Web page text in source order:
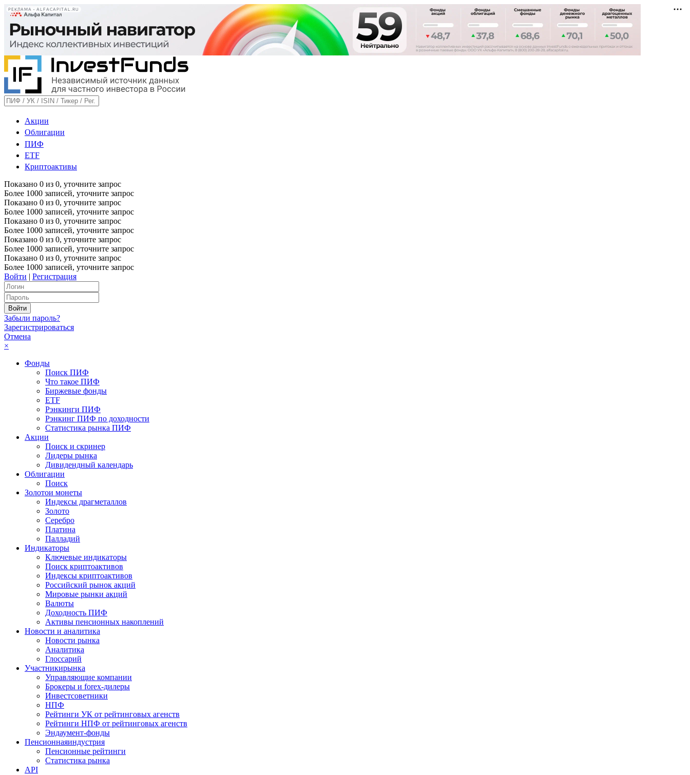
РЕКЛАМА • ALFACAPITAL.RU
Акции
Облигации
ПИФ
ETF
Криптоактивы
Показано 0 из 0, уточните запрос
Более 1000 записей, уточните запрос
Показано 0 из 0, уточните запрос
Более 1000 записей, уточните запрос
Показано 0 из 0, уточните запрос
Более 1000 записей, уточните запрос
Показано 0 из 0, уточните запрос
Более 1000 записей, уточните запрос
Показано 0 из 0, уточните запрос
Более 1000 записей, уточните запрос
Войти | Регистрация
Забыли пароль?
Зарегистрироваться
Отмена
×
Фонды
Поиск ПИФ
Что такое ПИФ
Биржевые фонды
ETF
Рэнкинги ПИФ
Рэнкинг ПИФ по доходности
Статистика рынка ПИФ
Акции
Поиск и скринер
Лидеры рынка
Дивидендный календарь
Облигации
Поиск
Золотои монеты
Индексы драгметаллов
Золото
Серебро
Платина
Палладий
Индикаторы
Ключевые индикаторы
Поиск криптоактивов
Индексы криптоактивов
Российский рынок акций
Мировые рынки акций
Валюты
Доходность ПИФ
Активы пенсионных накоплений
Новости и аналитика
Новости рынка
Аналитика
Глоссарий
Участникирынка
Управляющие компании
Брокеры и forex-дилеры
Инвестсоветники
НПФ
Рейтинги УК от рейтинговых агенств
Рейтинги НПФ от рейтинговых агенств
Эндаумент-фонды
Пенсионнаяиндустрия
Пенсионные рейтинги
Статистика рынка
API